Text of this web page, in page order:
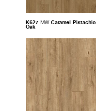
K627 MW Caramel Pistachio
Oak